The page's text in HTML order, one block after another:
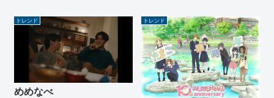
トレンド
めめなべ
トレンド